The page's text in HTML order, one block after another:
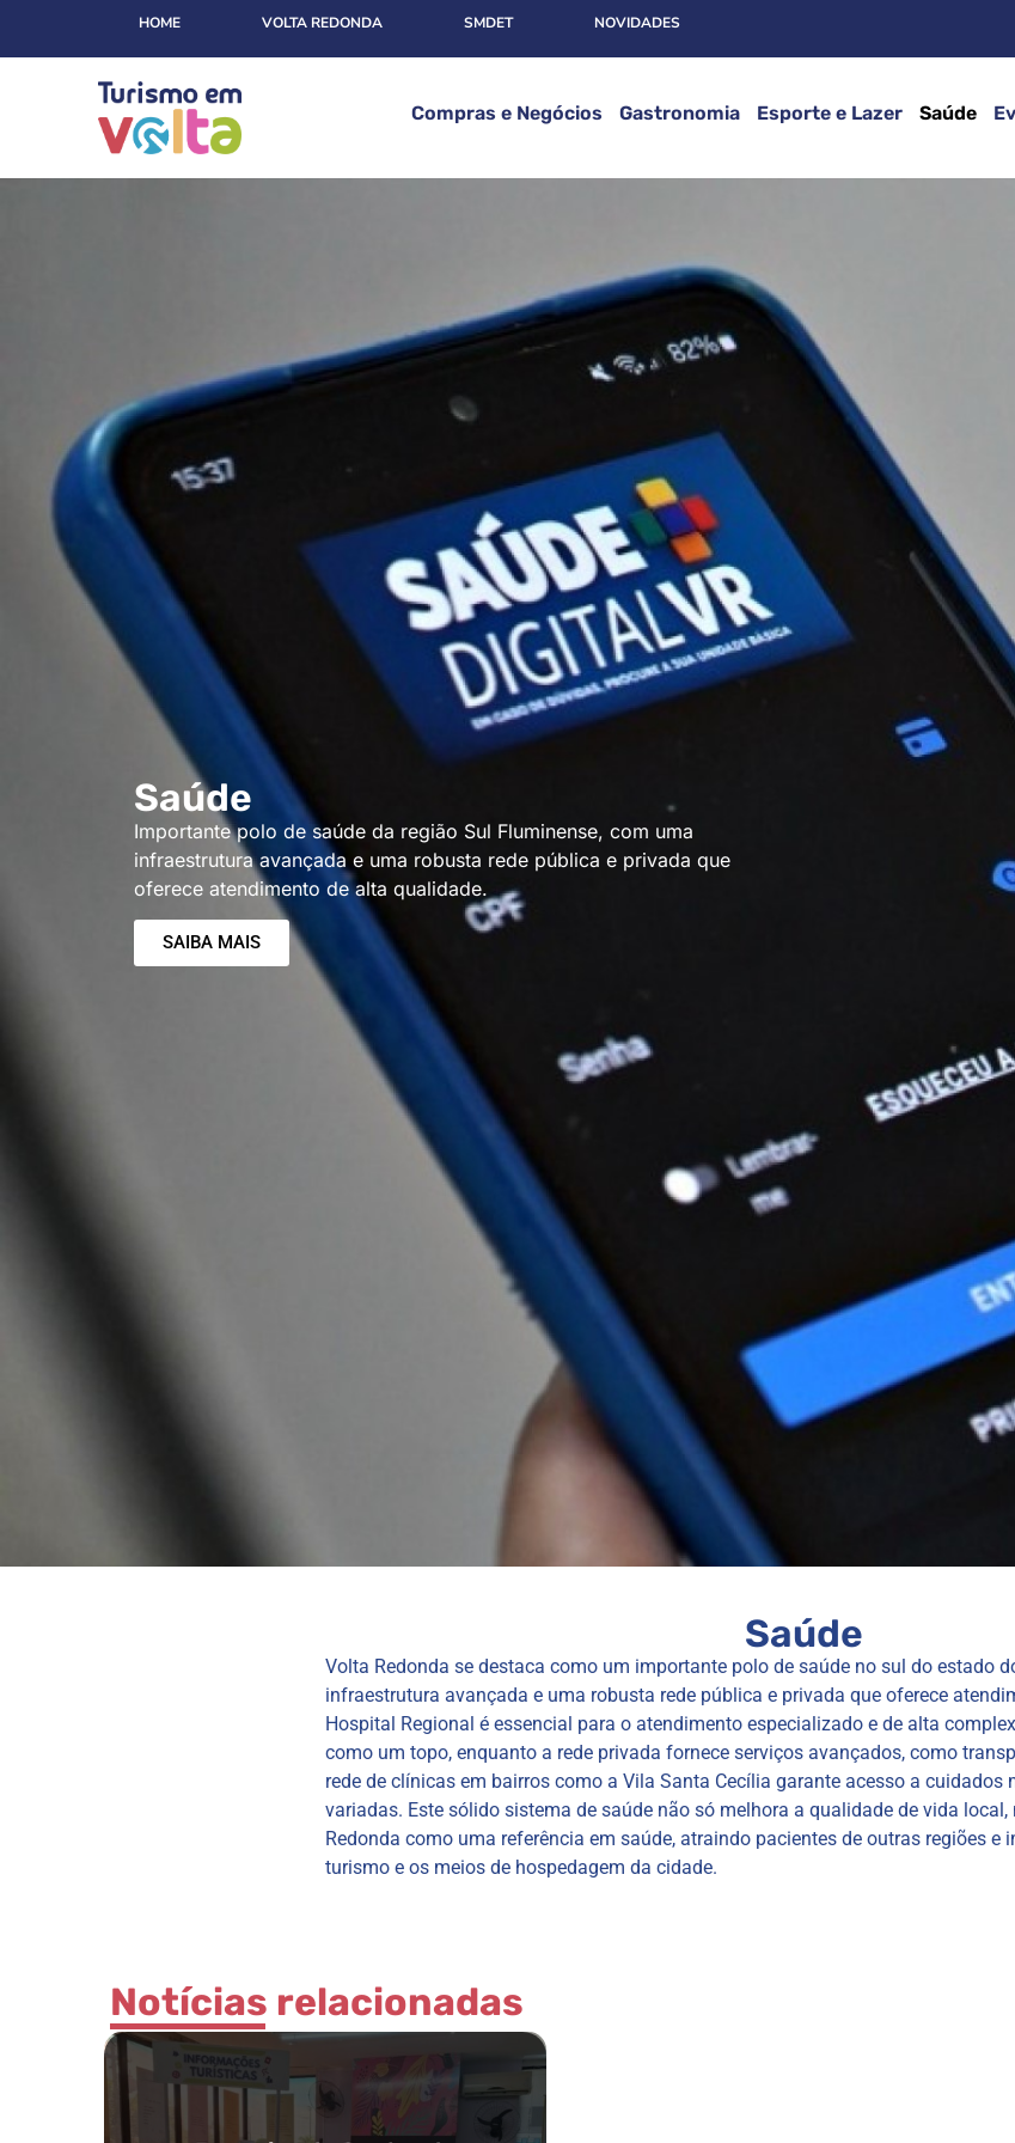
HOME VOLTA REDONDA SMDET NOVIDADES
Compras e Negócios Gastronomia Esporte e Lazer Saúde
Saúde
Importante polo de saúde da região Sul Fluminense, com uma
infraestrutura avançada e uma robusta rede pública e privada que
oferece atendimento de alta qualidade.
SAIBA MAIS
Saúde
Volta Redonda se destaca como um importante polo de saúde no sul do estado
infraestrutura avançada e uma robusta rede pública e privada que oferece
Hospital Regional é essencial para o atendimento especializado e de alta
como um topo, enquanto a rede privada fornece serviços avançados, como
rede de clínicas em bairros como a Vila Santa Cecília garante acesso a cuidados
variadas. Este sólido sistema de saúde não só melhora a qualidade de vida
Redonda como uma referência em saúde, atraindo pacientes de outras regiões
turismo e os meios de hospedagem da cidade.
Notícias relacionadas